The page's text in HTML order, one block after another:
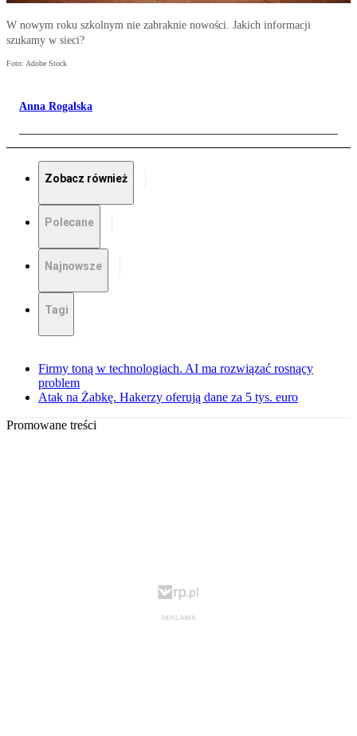
W nowym roku szkolnym nie zabraknie nowości. Jakich informacji
szukamy w sieci?
Foto: Adobe Stock
Anna Rogalska
Zobacz również
Polecane
Najnowsze
Tagi
Firmy toną w technologiach. AI ma rozwiązać rosnący
problem
Atak na Żabkę. Hakerzy oferują dane za 5 tys. euro
Promowane treści